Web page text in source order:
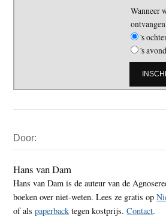
Wanneer
's
's
Sidebar
Door:
Hans van Dam
Hans van Dam is de auteur van de
boeken over niet-weten. Lees ze gratis op
of alspaperback tegen kostprijs.Contact.